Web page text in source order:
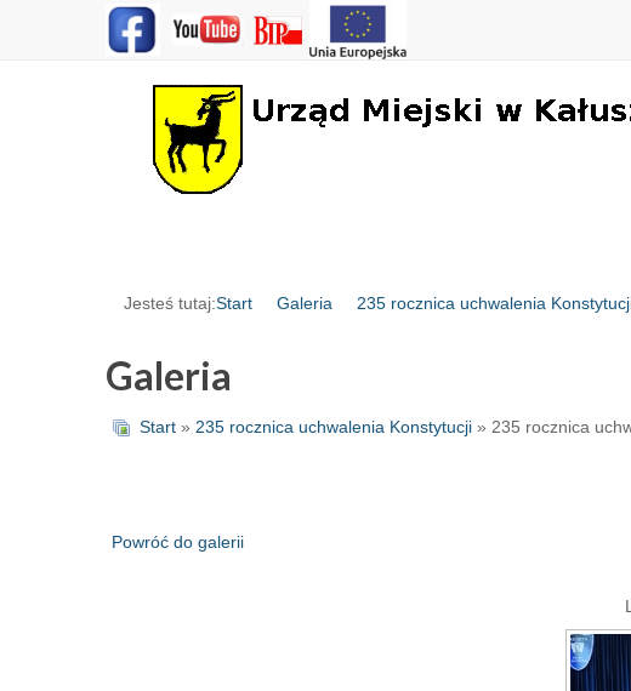
Jesteś tutaj:Start Galeria 235 rocznica uchwalenia
Galeria
Start » 235 rocznica uchwalenia Konstytucji » 235 rocznica
Powróć do galerii